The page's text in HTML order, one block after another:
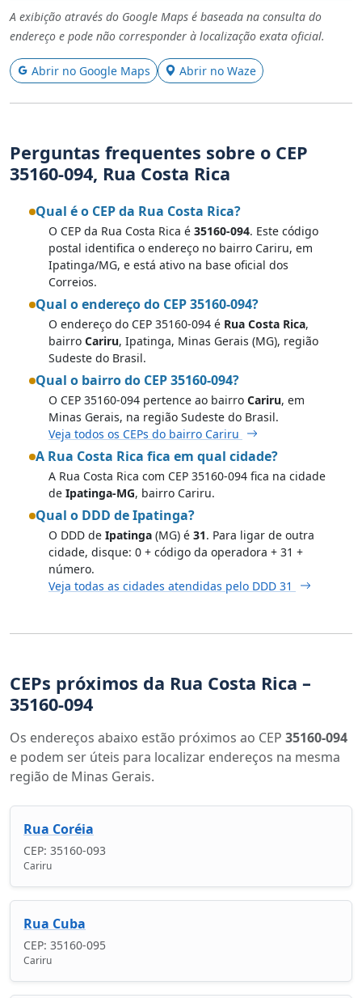
A exibição através do Google Maps é baseada na consulta do
endereço e pode não corresponder à localização exata oficial.
Abrir no Google Maps Abrir no Waze
Perguntas frequentes sobre o CEP
35160-094, Rua Costa Rica
Qual é o CEP da Rua Costa Rica?
O CEP da Rua Costa Rica é 35160-094. Este código
postal identifica o endereço no bairro Cariru, em
Ipatinga/MG, e está ativo na base oficial dos
Correios.
Qual o endereço do CEP 35160-094?
O endereço do CEP 35160-094 é Rua Costa Rica,
bairro Cariru, Ipatinga, Minas Gerais (MG), região
Sudeste do Brasil.
Qual o bairro do CEP 35160-094?
O CEP 35160-094 pertence ao bairro Cariru, em
Minas Gerais, na região Sudeste do Brasil.
Veja todos os CEPs do bairro Cariru
A Rua Costa Rica fica em qual cidade?
A Rua Costa Rica com CEP 35160-094 fica na cidade
de Ipatinga-MG, bairro Cariru.
Qual o DDD de Ipatinga?
O DDD de Ipatinga (MG) é 31. Para ligar de outra
cidade, disque: 0 + código da operadora + 31 +
número.
Veja todas as cidades atendidas pelo DDD 31
CEPs próximos da Rua Costa Rica –
35160-094
Os endereços abaixo estão próximos ao CEP 35160-094
e podem ser úteis para localizar endereços na mesma
região de Minas Gerais.
Rua Coréia
CEP: 35160-093
Cariru
Rua Cuba
CEP: 35160-095
Cariru